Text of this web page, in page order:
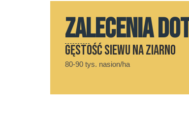
ZALECENIA
Gęstość siewu na ziarno
80-90 tys. nasion/ha